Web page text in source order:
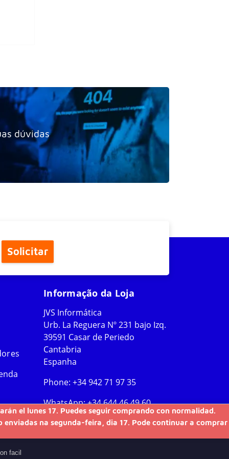
el lunes 17. Puedes seguir comprando con normalidad.
enviadas na segunda-feira, dia 17. Pode continuar a comprar
facil
dúvidas
Solicitar
Informação da Loja
JVS Informática
Urb. La Reguera Nº 231 bajo Izq.
39591 Casar de Periedo
Cantabria
Espanha
Phone: +34 942 71 97 35
WhatsApp:+34 644 46 49 60